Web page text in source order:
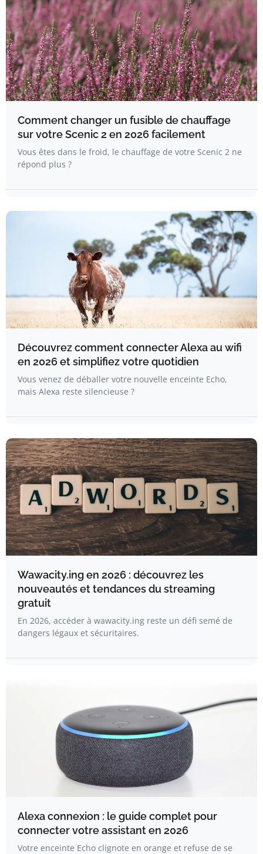
Comment changer un fusible de chauffage
sur votre Scenic 2 en 2026 facilement
Vous êtes dans le froid, le chauffage de votre Scenic 2 ne
répond plus ?
Découvrez comment connecter Alexa au wifi
en 2026 et simplifiez votre quotidien
Vous venez de déballer votre nouvelle enceinte Echo,
mais Alexa reste silencieuse ?
Wawacity.ing en 2026 : découvrez les
nouveautés et tendances du streaming
gratuit
En 2026, accéder à wawacity.ing reste un défi semé de
dangers légaux et sécuritaires.
Alexa connexion : le guide complet pour
connecter votre assistant en 2026
Votre enceinte Echo clignote en orange et refuse de se